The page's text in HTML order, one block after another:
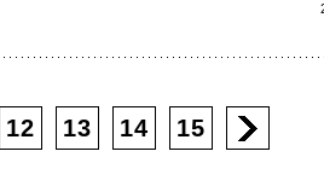
12 13 14 15